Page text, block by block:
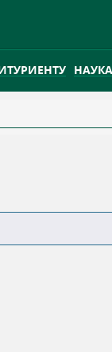
НАУКА
НА